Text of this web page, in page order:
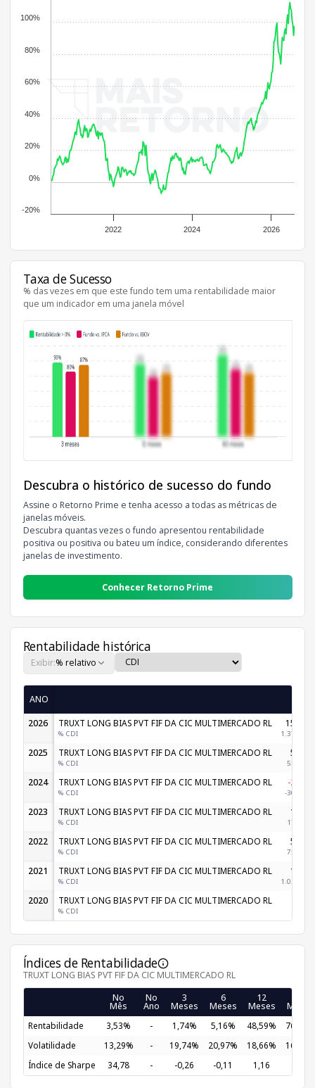
2022 2024 2026
-20%
0%
20%
40%
60%
80%
100%
Taxa de Sucesso
% das vezes em que este fundo tem uma rentabilidade maior
que um indicador em uma janela móvel
Descubra o histórico de sucesso do fundo
Assine o Retorno Prime e tenha acesso a todas as métricas de
janelas móveis.
Descubra quantas vezes o fundo apresentou rentabilidade
positiva ou positiva ou bateu um índice, considerando diferentes
janelas de investimento.
Conhecer Retorno Prime
Rentabilidade histórica
Exibir:% relativo
ANO
2026
TRUXT LONG BIAS PVT FIF DA CIC MULTIMERCADO RL
% CDI
15,96%
1.371,30%
2025 TRUXT LONG BIAS PVT FIF DA CIC MULTIMERCADO RL
% CDI
5,58%
552,29%
2024 TRUXT LONG BIAS PVT FIF DA CIC MULTIMERCADO RL
% CDI
-2,99%
-308,85%
2023 TRUXT LONG BIAS PVT FIF DA CIC MULTIMERCADO RL
% CDI
1,98%
176,18%
2022 TRUXT LONG BIAS PVT FIF DA CIC MULTIMERCADO RL
% CDI
5,54%
756,00%
2021 TRUXT LONG BIAS PVT FIF DA CIC MULTIMERCADO RL
% CDI
1,52%
1.020,05%
2020 TRUXT LONG BIAS PVT FIF DA CIC MULTIMERCADO RL
% CDI
Índices de Rentabilidade
TRUXT LONG BIAS PVT FIF DA CIC MULTIMERCADO RL
No
Mês
No
Ano
3
Meses
6
Meses
12
Meses Meses
Rentabilidade 3,53% - 1,74% 5,16% 48,59%
76,05%
Volatilidade
13,29% - 19,74% 20,97% 18,66%
16,06%
Índice de Sharpe
34,78 - -0,26 -0,11 1,16